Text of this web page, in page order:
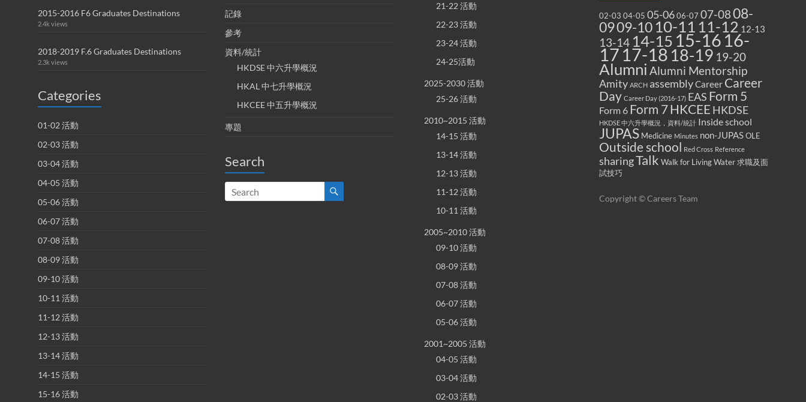
2015-2016 F6 Graduates Destinations
2.4k views
2018-2019 F.6 Graduates Destinations
2.3k views
Categories
01-02 活動
02-03 活動
03-04 活動
04-05 活動
05-06 活動
06-07 活動
07-08 活動
08-09 活動
09-10 活動
10-11 活動
11-12 活動
12-13 活動
13-14 活動
14-15 活動
15-16 活動
記錄
參考
資料/統計
HKDSE 中六升學概況
HKAL 中七升學概況
HKCEE 中五升學概況
專題
Search
21-22 活動
22-23 活動
23-24 活動
24-25活動
2025-2030 活動
25-26 活動
2010~2015 活動
14-15 活動
13-14 活動
12-13 活動
11-12 活動
10-11 活動
2005~2010 活動
09-10 活動
08-09 活動
07-08 活動
06-07 活動
05-06 活動
2001~2005 活動
04-05 活動
03-04 活動
02-03 活動
02-03 04-05 05-0606-07 07-0808-
0909-10 10-11 11-12 12-13
13-14 14-15 15-16 16-
17 17-18 18-19 19-20
Alumni Alumni Mentorship
Amity ARCH assemblyCareer Career
Day Career Day (2016-17) EAS Form 5
Form 6 Form 7HKCEE HKDSE
HKDSE 中六升學概況，資料/統計 Inside school
JUPAS Medicine Minutes non-JUPASOLE
Outside school Red Cross Reference
sharingTalk Walk for Living Water求職及面
試技巧
Copyright © Careers Team